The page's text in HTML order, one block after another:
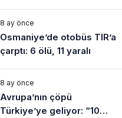
8 ay önce
Osmaniye’de otobüs TIR’a
çarptı: 6 ölü, 11 yaralı
8 ay önce
Avrupa’nın çöpü
Türkiye’ye geliyor: “10